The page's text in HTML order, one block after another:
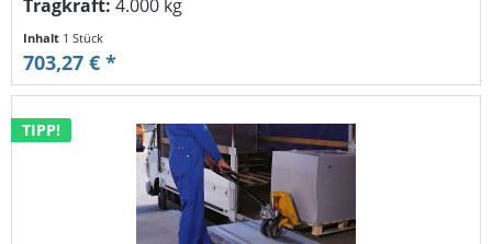
Tragkraft: 4.000 kg
Inhalt 1 Stück
703,27 € *
TIPP!